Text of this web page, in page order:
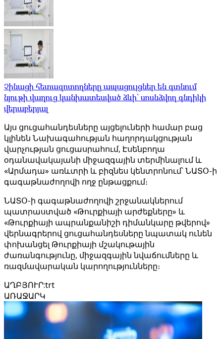
Չինացի հետազոտողները ապացույցներ են գտնում
նյութի վաղուց կանխատեսված ձևի՝ սոսնձվող գնդիկի
վերաբերյալ
Այս ցուցահանդեսները այցելուների համար բաց
կլինեն Նախագահության հաղորդակցության
վարչության ցուցասրահում, Էսենբողա
օդանավակայանի միջազգային տերմինալում և
«Արմադա» առևտրի և բիզնես կենտրոնում՝ ՆԱՏՕ-ի
գագաթնաժողովի ողջ ընթացքում։
ՆԱՏՕ-ի գագաթնաժողովի շրջանակներում
պատրաստված «Թուրքիայի արժեքները» և
«Թուրքիայի ապրանքանիշի դիմանկարը թվերով»
վերնագրերով ցուցահանդեսները նպատակ ունեն
փոխանցել Թուրքիայի մշակութային
ժառանգությունը, միջազգային նվաճումները և
ռազմավարական կարողությունները։
ԱՂԲՅՈՒՐ:trt
ԱՌԱՋԱՐԿ